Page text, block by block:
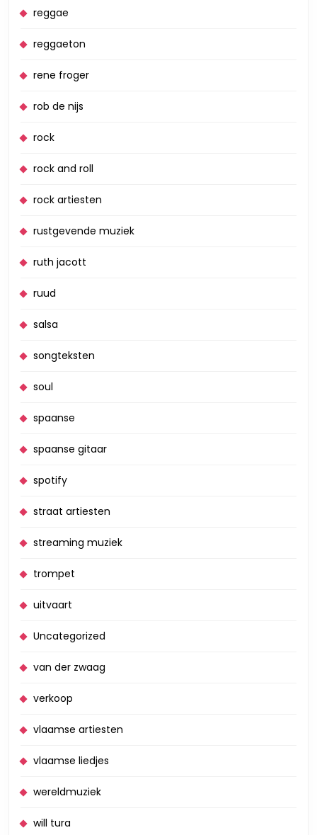
reggae
reggaeton
rene froger
rob de nijs
rock
rock and roll
rock artiesten
rustgevende muziek
ruth jacott
ruud
salsa
songteksten
soul
spaanse
spaanse gitaar
spotify
straat artiesten
streaming muziek
trompet
uitvaart
Uncategorized
van der zwaag
verkoop
vlaamse artiesten
vlaamse liedjes
wereldmuziek
will tura